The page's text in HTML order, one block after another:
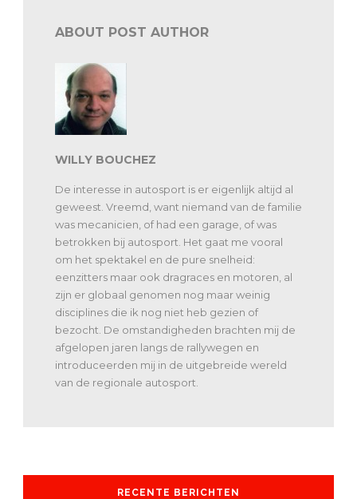
ABOUT POST AUTHOR
WILLY BOUCHEZ
De interesse in autosport is er eigenlijk altijd al
geweest. Vreemd, want niemand van de familie
was mecanicien, of had een garage, of was
betrokken bij autosport. Het gaat me vooral
om het spektakel en de pure snelheid:
eenzitters maar ook dragraces en motoren, al
zijn er globaal genomen nog maar weinig
disciplines die ik nog niet heb gezien of
bezocht. De omstandigheden brachten mij de
afgelopen jaren langs de rallywegen en
introduceerden mij in de uitgebreide wereld
van de regionale autosport.
RECENTE BERICHTEN